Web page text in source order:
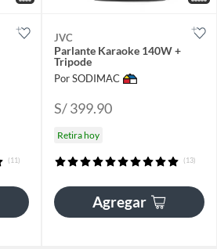
(11)
JVC
Parlante Karaoke 140W +
Tripode
Por SODIMAC
S/ 399.90
Retira hoy
(13)
Agregar